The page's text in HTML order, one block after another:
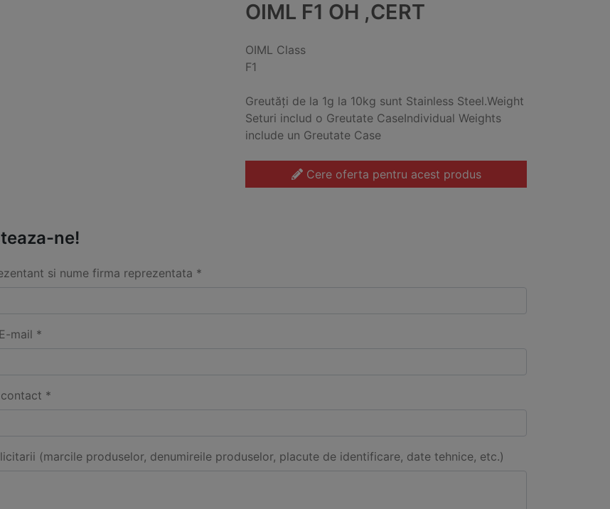
OIML F1 OH ,CERT
OIML Class
F1
Greutăți de la 1g la 10kg sunt Stainless Steel.Weight
Seturi includ o Greutate CaseIndividual Weights
include un Greutate Case
Cere oferta pentru acest produs
ne!
si nume firma reprezentata *
mail *
*
(marcile produselor, denumireile produselor, placute de identificare, date tehnice, etc.)